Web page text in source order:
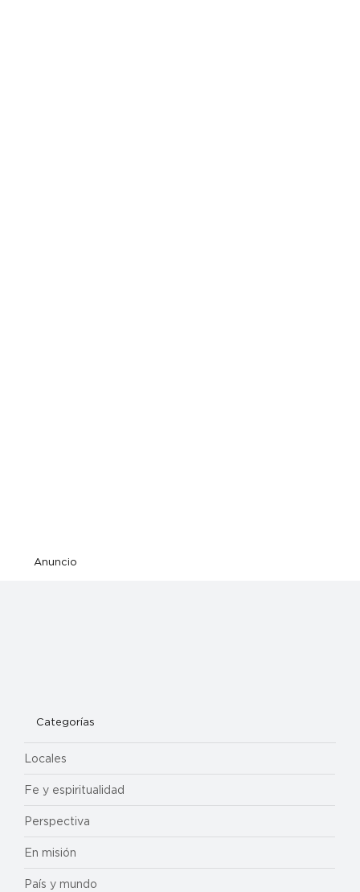
Anuncio
Categorías
Locales
Fe y espiritualidad
Perspectiva
En misión
País y mundo